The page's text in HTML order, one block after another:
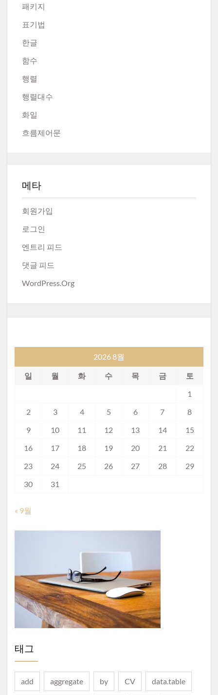
패키지
표기법
한글
함수
행렬
행렬대수
화일
흐름제어문
메타
회원가입
로그인
엔트리 피드
댓글 피드
WordPress.org
2026 8월
일 월 화 수 목 금
토
1
2
3 4 5 6 7
8
9
10 11 12 13 14
15
16
17 18 19 20 21
22
23
24 25 26 27 28
29
30
31
« 9월
태그
add aggregate by CV data.table